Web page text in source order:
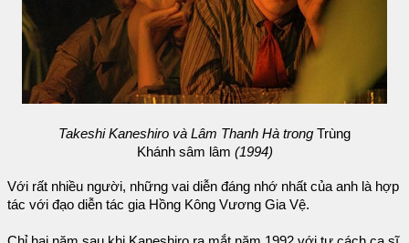
Takeshi Kaneshiro và Lâm Thanh Hà trong Trùng
Khánh sâm lâm (1994)
Với rất nhiều người, những vai diễn đáng nhớ nhất của anh là hợp
tác với đạo diễn tác gia Hồng Kông Vương Gia Vệ.